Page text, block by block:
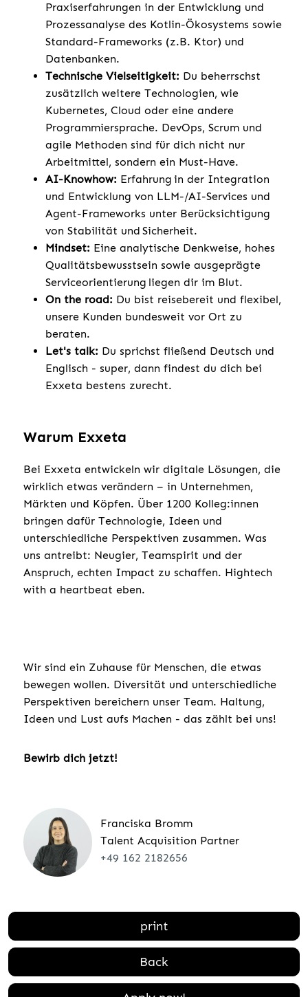
Praxiserfahrungen in der Entwicklung und
Prozessanalyse des Kotlin-Ökosystems sowie
Standard-Frameworks (z.B. Ktor) und
Datenbanken.
Technische Vielseitigkeit: Du beherrschst
zusätzlich weitere Technologien, wie
Kubernetes, Cloud oder eine andere
Programmiersprache. DevOps, Scrum und
agile Methoden sind für dich nicht nur
Arbeitmittel, sondern ein Must-Have.
AI-Knowhow: Erfahrung in der Integration
und Entwicklung von LLM-/AI-Services und
Agent-Frameworks unter Berücksichtigung
von Stabilität und Sicherheit.
Mindset: Eine analytische Denkweise, hohes
Qualitätsbewusstsein sowie ausgeprägte
Serviceorientierung liegen dir im Blut.
On the road: Du bist reisebereit und flexibel,
unsere Kunden bundesweit vor Ort zu
beraten.
Let's talk: Du sprichst fließend Deutsch und
Englisch - super, dann findest du dich bei
Exxeta bestens zurecht.
Warum Exxeta
Bei Exxeta entwickeln wir digitale Lösungen, die
wirklich etwas verändern – in Unternehmen,
Märkten und Köpfen. Über 1200 Kolleg:innen
bringen dafür Technologie, Ideen und
unterschiedliche Perspektiven zusammen. Was
uns antreibt: Neugier, Teamspirit und der
Anspruch, echten Impact zu schaffen. Hightech
with a heartbeat eben.
Wir sind ein Zuhause für Menschen, die etwas
bewegen wollen. Diversität und unterschiedliche
Perspektiven bereichern unser Team. Haltung,
Ideen und Lust aufs Machen - das zählt bei uns!
Bewirb dich jetzt!
Franciska Bromm
Talent Acquisition Partner
+49 162 2182656
print
Back